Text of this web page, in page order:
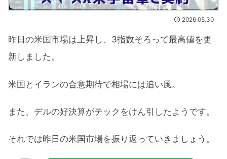
2026.05.30
昨日の米国市場は上昇し、3指数そろって最高値を更
新しました。
米国とイランの合意期待で相場には追い風。
また、デルの好決算がテックをけん引したようです。
それでは昨日の米国市場を振り返っていきましょう。